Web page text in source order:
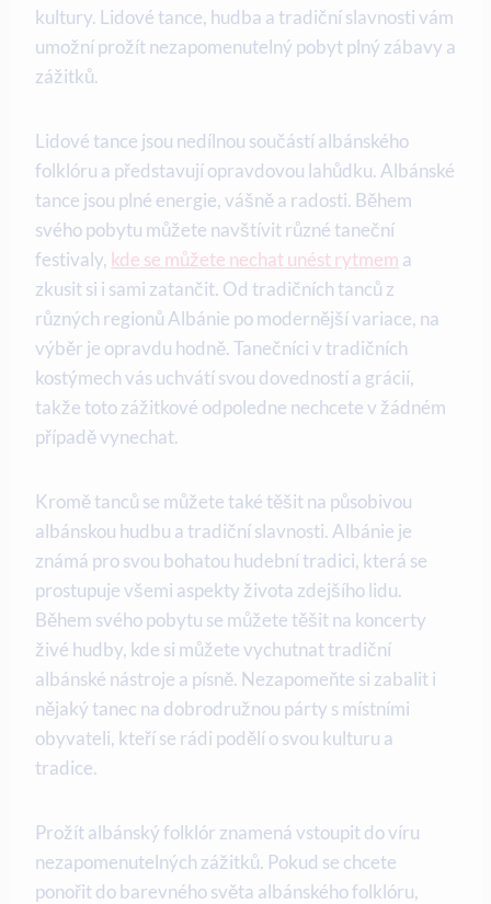
kultury. Lidové⁣ tance, hudba a tradiční slavnosti vám
umožní prožít⁣ nezapomenutelný pobyt plný zábavy a
zážitků.
Lidové tance jsou nedílnou⁣ součástí albánského
folklóru a‍ představují opravdovou ‌lahůdku. Albánské
tance jsou ‌plné energie, vášně a radosti. Během
⁤svého pobytu můžete navštívit různé taneční
festivaly, kde se můžete nechat unést rytmem a
zkusit ⁤si i sami zatančit. Od tradičních ⁤tanců z
různých regionů Albánie po⁤ modernější variace, na
výběr je opravdu hodně. Tanečníci ‍v tradičních
⁣kostýmech vás uchvátí svou dovedností a ‍grácií,
takže toto zážitkové odpoledne nechcete v žádném
případě vynechat.
Kromě tanců se můžete také těšit na působivou
albánskou hudbu a tradiční ⁣slavnosti. Albánie je
známá pro svou⁣ bohatou hudební tradici, která se
prostupuje všemi aspekty života zdejšího lidu.
Během⁣ svého pobytu se můžete těšit na koncerty
živé hudby, kde ⁣si ⁣můžete vychutnat tradiční‍
albánské nástroje⁢ a písně. Nezapomeňte ⁤si zabalit⁤ i
nějaký tanec na ⁢dobrodružnou párty s ‌místními
obyvateli, kteří se rádi podělí o svou kulturu a
tradice.
Prožít albánský​ folklór znamená vstoupit do víru
nezapomenutelných zážitků. Pokud se chcete
ponořit do barevného světa albánského folklóru,